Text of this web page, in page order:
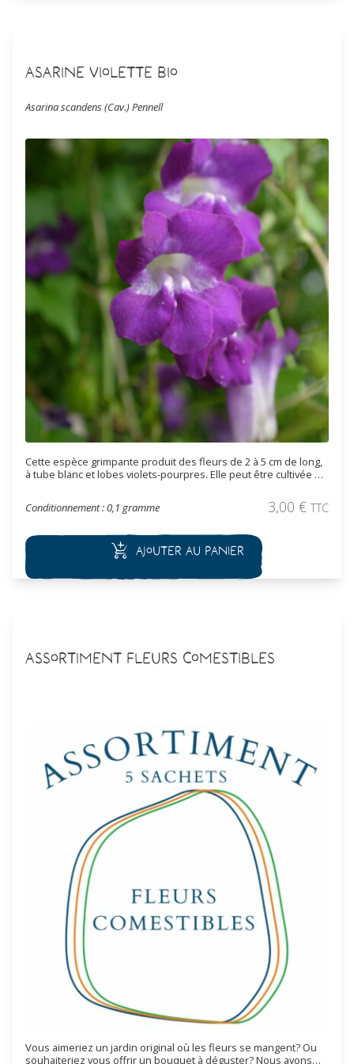
Asarine violette Bio
Asarina scandens (Cav.) Pennell
Cette espèce grimpante produit des fleurs de 2 à 5 cm de long,
à tube blanc et lobes violets-pourpres. Elle peut être cultivée en
précieuse pour recouvrir un mur, grimper sur une pergola ou
Conditionnement : 0,1 gramme 3,00 € TTC
Ajouter au panier
Assortiment Fleurs Comestibles
Vous aimeriez un jardin original où les fleurs se mangent? Ou
souhaiteriez vous offrir un bouquet à déguster? Nous avons